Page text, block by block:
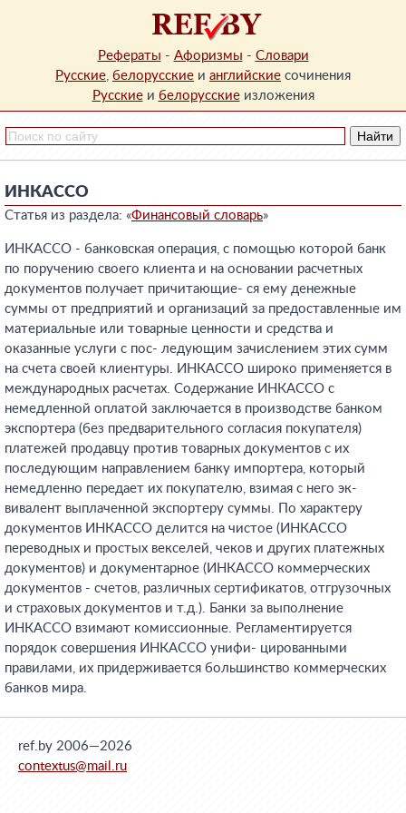
Рефераты - Афоризмы - Словари
Русские, белорусские и английские сочинения
Русскиеи белорусскиеизложения
ИНКАССО
Статья из раздела: «Финансовый словарь»
ИНКАССО - банковская операция, с помощью которой банк
по поручению своего клиента и на основании расчетных
документов получает причитающие- ся ему денежные
суммы от предприятий и организаций за предоставленные им
материальные или товарные ценности и средства и
оказанные услуги с пос- ледующим зачислением этих сумм
на счета своей клиентуры. ИНКАССО широко применяется в
международных расчетах. Содержание ИНКАССО с
немедленной оплатой заключается в производстве банком
экспортера (без предварительного согласия покупателя)
платежей продавцу против товарных документов с их
последующим направлением банку импортера, который
немедленно передает их покупателю, взимая с него эк-
вивалент выплаченной экспортеру суммы. По характеру
документов ИНКАССО делится на чистое (ИНКАССО
переводных и простых векселей, чеков и других платежных
документов) и документарное (ИНКАССО коммерческих
документов - счетов, различных сертификатов, отгрузочных
и страховых документов и т.д.). Банки за выполнение
ИНКАССО взимают комиссионные. Регламентируется
порядок совершения ИНКАССО унифи- цированными
правилами, их придерживается большинство коммерческих
банков мира.
ref.by 2006—2026
contextus@mail.ru